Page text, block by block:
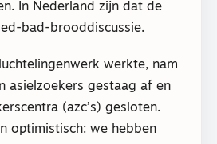
In Nederland zijn dat de
bad-brooddiscussie.
werkte, nam
asielzoekers gestaag af en
(azc’s) gesloten.
optimistisch: we hebben